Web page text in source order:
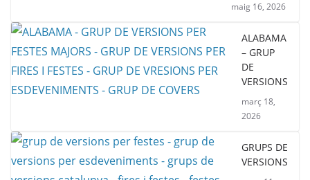
maig 16, 2026
ALABAMA
– GRUP
DE
VERSIONS
març 18,
2026
GRUPS DE
VERSIONS